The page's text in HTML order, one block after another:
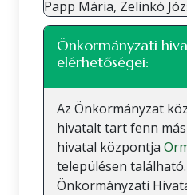
Papp Mária, Zelinkó
Önkormányzati
elérhetőségei:
Az Önkormányzat
hivatalt tart fenn
hivatal központja
településen
Önkormányzati